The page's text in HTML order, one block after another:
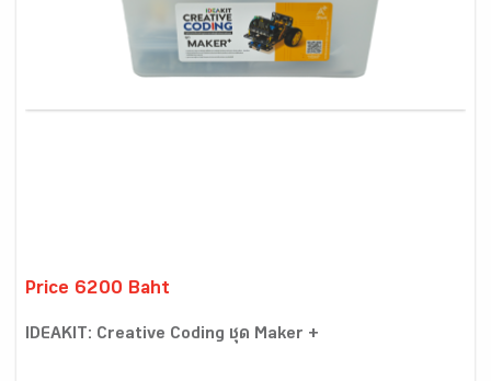
Price 6200 Baht
IDEAKIT: Creative Coding ชุด Maker +